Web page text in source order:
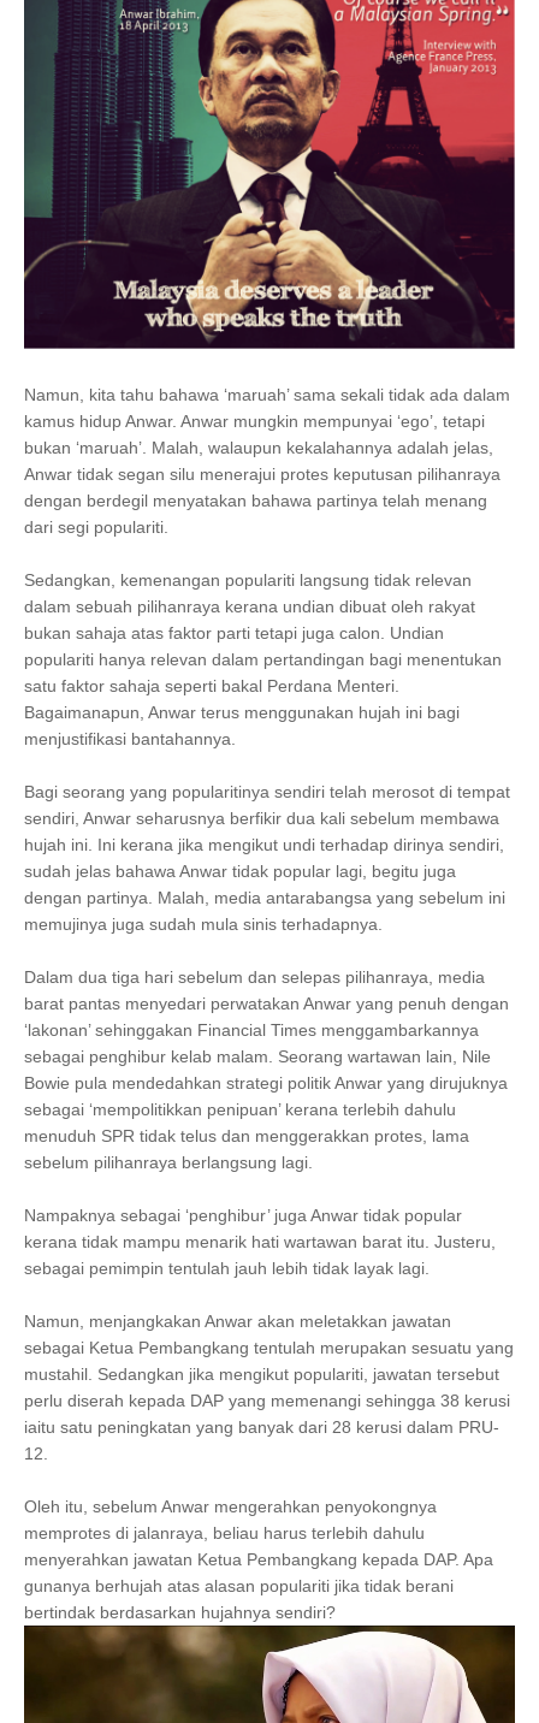
Namun, kita tahu bahawa ‘maruah’ sama sekali tidak ada dalam
kamus hidup Anwar. Anwar mungkin mempunyai ‘ego’, tetapi
bukan ‘maruah’. Malah, walaupun kekalahannya adalah jelas,
Anwar tidak segan silu menerajui protes keputusan pilihanraya
dengan berdegil menyatakan bahawa partinya telah menang
dari segi populariti.
Sedangkan, kemenangan populariti langsung tidak relevan
dalam sebuah pilihanraya kerana undian dibuat oleh rakyat
bukan sahaja atas faktor parti tetapi juga calon. Undian
populariti hanya relevan dalam pertandingan bagi menentukan
satu faktor sahaja seperti bakal Perdana Menteri.
Bagaimanapun, Anwar terus menggunakan hujah ini bagi
menjustifikasi bantahannya.
Bagi seorang yang popularitinya sendiri telah merosot di tempat
sendiri, Anwar seharusnya berfikir dua kali sebelum membawa
hujah ini. Ini kerana jika mengikut undi terhadap dirinya sendiri,
sudah jelas bahawa Anwar tidak popular lagi, begitu juga
dengan partinya. Malah, media antarabangsa yang sebelum ini
memujinya juga sudah mula sinis terhadapnya.
Dalam dua tiga hari sebelum dan selepas pilihanraya, media
barat pantas menyedari perwatakan Anwar yang penuh dengan
‘lakonan’ sehinggakan Financial Times menggambarkannya
sebagai penghibur kelab malam. Seorang wartawan lain, Nile
Bowie pula mendedahkan strategi politik Anwar yang dirujuknya
sebagai ‘mempolitikkan penipuan’ kerana terlebih dahulu
menuduh SPR tidak telus dan menggerakkan protes, lama
sebelum pilihanraya berlangsung lagi.
Nampaknya sebagai ‘penghibur’ juga Anwar tidak popular
kerana tidak mampu menarik hati wartawan barat itu. Justeru,
sebagai pemimpin tentulah jauh lebih tidak layak lagi.
Namun, menjangkakan Anwar akan meletakkan jawatan
sebagai Ketua Pembangkang tentulah merupakan sesuatu yang
mustahil. Sedangkan jika mengikut populariti, jawatan tersebut
perlu diserah kepada DAP yang memenangi sehingga 38 kerusi
iaitu satu peningkatan yang banyak dari 28 kerusi dalam PRU-
12.
Oleh itu, sebelum Anwar mengerahkan penyokongnya
memprotes di jalanraya, beliau harus terlebih dahulu
menyerahkan jawatan Ketua Pembangkang kepada DAP. Apa
gunanya berhujah atas alasan populariti jika tidak berani
bertindak berdasarkan hujahnya sendiri?